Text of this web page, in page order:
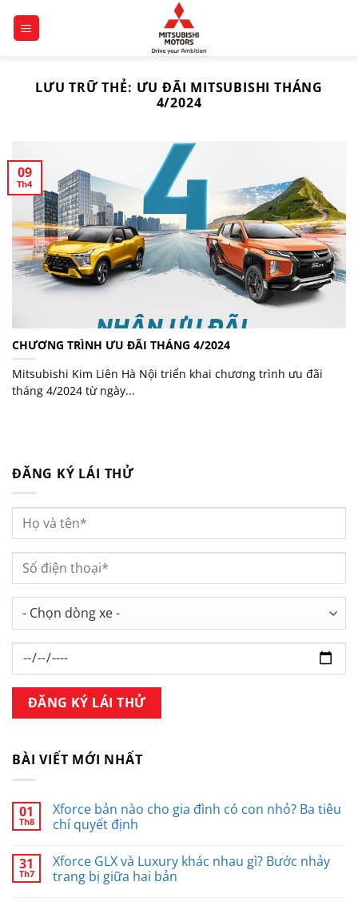
đến
LƯU TRỮ THẺ: ƯU ĐÃI MITSUBISHI THÁNG
4/2024
CHƯƠNG TRÌNH ƯU ĐÃI THÁNG 4/2024
Mitsubishi Kim Liên Hà Nội triển khai chương trình ưu đãi
tháng 4/2024 từ ngày...
09
Th4
ĐĂNG KÝ LÁI THỬ
BÀI VIẾT MỚI NHẤT
01
Th8
Xforce bản nào cho gia đình có con nhỏ? Ba tiêu
chí quyết định
31
Th7
Xforce GLX và Luxury khác nhau gì? Bước nhảy
trang bị giữa hai bản